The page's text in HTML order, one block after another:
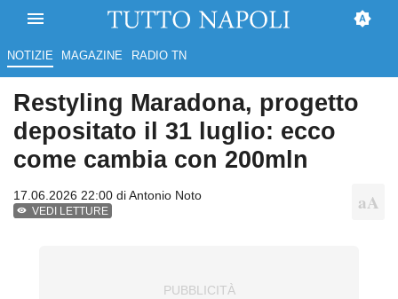
NOTIZIE MAGAZINE RADIO TN
Restyling Maradona, progetto
depositato il 31 luglio: ecco
come cambia con 200mln
17.06.2026 22:00 diAntonio Noto
VEDI LETTURE